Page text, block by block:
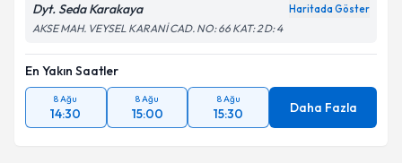
Dyt. Seda Karakaya Haritada Göster
AKSE MAH. VEYSEL KARANİ CAD. NO: 66 KAT: 2 D: 4
En Yakın Saatler
8 Ağu
14:30
8 Ağu
15:00
8 Ağu
15:30 Daha Fazla